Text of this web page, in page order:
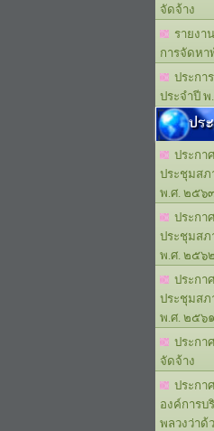
จัดจ้าง
รายงา
การจัดหา
ประกา
ประจำปี พ
ปร
ประกา
ประชุมสภ
พ.ศ. ๒๕๖
ประกา
ประชุมสภ
พ.ศ. ๒๕๖๒
ประกา
ประชุมสภ
พ.ศ. ๒๕๖๑
ประกา
จัดจ้าง
ประกา
องค์การบ
พลวงว่าด้